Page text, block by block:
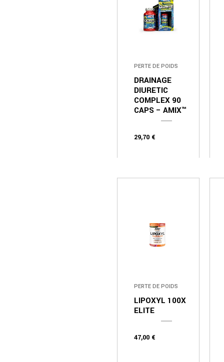
PERTE DE POIDS
DRAINAGE
DIURETIC
COMPLEX 90
CAPS – AMIX™
29,70 €
PERTE DE POIDS
LIPOXYL 100X
ELITE
47,00 €